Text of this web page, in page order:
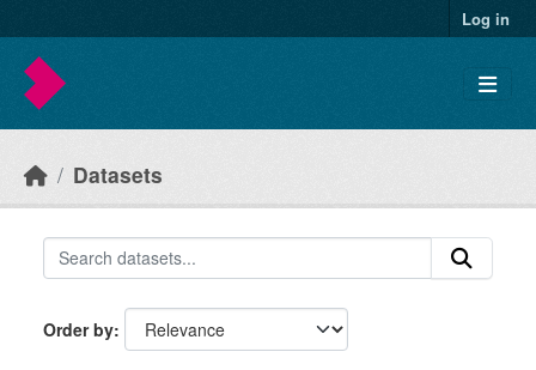
Log in
Datasets
Order by